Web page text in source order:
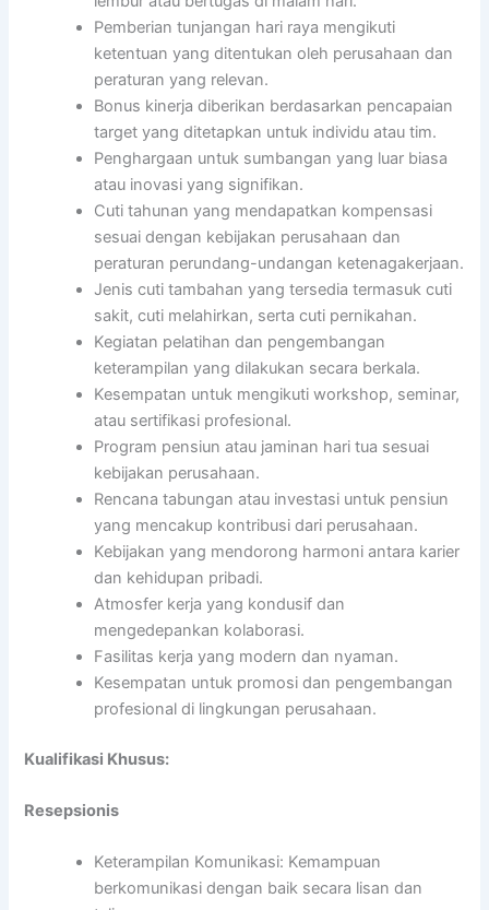
Pemberian tunjangan hari raya mengikuti
ketentuan yang ditentukan oleh perusahaan dan
peraturan yang relevan.
Bonus kinerja diberikan berdasarkan pencapaian
target yang ditetapkan untuk individu atau tim.
Penghargaan untuk sumbangan yang luar biasa
atau inovasi yang signifikan.
Cuti tahunan yang mendapatkan kompensasi
sesuai dengan kebijakan perusahaan dan
peraturan perundang-undangan ketenagakerjaan.
Jenis cuti tambahan yang tersedia termasuk cuti
sakit, cuti melahirkan, serta cuti pernikahan.
Kegiatan pelatihan dan pengembangan
keterampilan yang dilakukan secara berkala.
Kesempatan untuk mengikuti workshop, seminar,
atau sertifikasi profesional.
Program pensiun atau jaminan hari tua sesuai
kebijakan perusahaan.
Rencana tabungan atau investasi untuk pensiun
yang mencakup kontribusi dari perusahaan.
Kebijakan yang mendorong harmoni antara karier
dan kehidupan pribadi.
Atmosfer kerja yang kondusif dan
mengedepankan kolaborasi.
Fasilitas kerja yang modern dan nyaman.
Kesempatan untuk promosi dan pengembangan
profesional di lingkungan perusahaan.
Kualifikasi Khusus:
Resepsionis
Keterampilan Komunikasi: Kemampuan
berkomunikasi dengan baik secara lisan dan